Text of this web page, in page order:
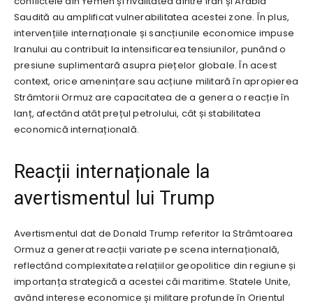
Saudită au amplificat vulnerabilitatea acestei zone. În plus,
intervențiile internaționale și sancțiunile economice impuse
Iranului au contribuit la intensificarea tensiunilor, punând o
presiune suplimentară asupra piețelor globale. În acest
context, orice amenințare sau acțiune militară în apropierea
Strâmtorii Ormuz are capacitatea de a genera o reacție în
lanț, afectând atât prețul petrolului, cât și stabilitatea
economică internațională.
Reacții internaționale la
avertismentul lui Trump
Avertismentul dat de Donald Trump referitor la Strâmtoarea
Ormuz a generat reacții variate pe scena internațională,
reflectând complexitatea relațiilor geopolitice din regiune și
importanța strategică a acestei căi maritime. Statele Unite,
având interese economice și militare profunde în Orientul